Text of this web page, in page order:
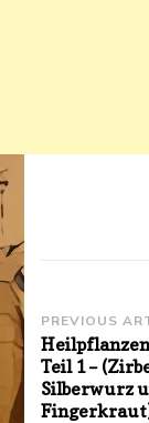
Post
PREVIOUS
Teil 1 –
Silberwurz